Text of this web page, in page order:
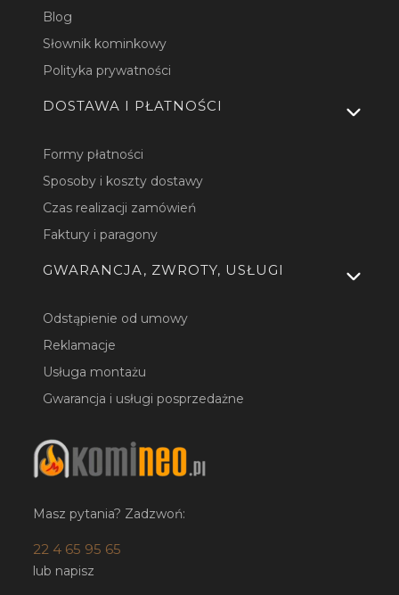
Blog
Słownik kominkowy
Polityka prywatności
DOSTAWA I PŁATNOŚCI
Formy płatności
Sposoby i koszty dostawy
Czas realizacji zamówień
Faktury i paragony
GWARANCJA, ZWROTY, USŁUGI
Odstąpienie od umowy
Reklamacje
Usługa montażu
Gwarancja i usługi posprzedażne
Masz pytania? Zadzwoń:
22 4 65 95 65
lub napisz